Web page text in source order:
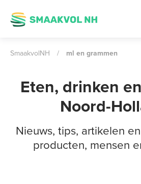
SmaakvolNH / ml en grammen
Eten, drinken
Noord-
Nieuws, tips, artikelen
producten, mensen